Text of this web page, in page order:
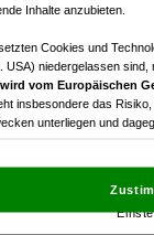
riesigen
Inhalte anzubieten.
Cookies und
USA) niedergelassen
wird vom Europäischen
insbesondere das
unterliegen und
die Verarbeitung auf der
die sich auf jeder Seite